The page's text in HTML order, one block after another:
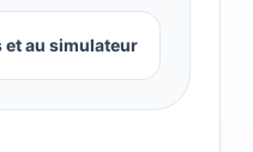
et au simulateur